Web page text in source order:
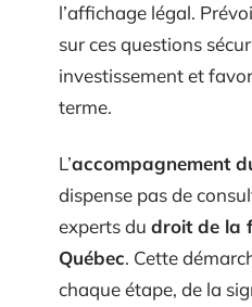
l’affichage légal.
sur ces questions
investissement et
terme.
L’accompagnement
dispense pas de
experts du droit de la
Québec. Cette
chaque étape, de la